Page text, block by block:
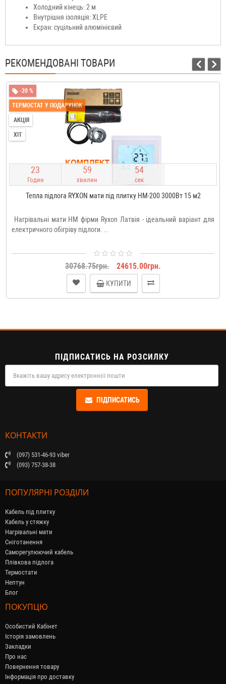
Холодний кінець: 2 м
Внутрішня ізоляція: XLPE
Екран: суцільний алюмінієвий
РЕКОМЕНДОВАНІ ТОВАРИ
-20 %
ТЕРМОСТАТ У ПОДАРУНОК
АКЦІЯ
ХІТ
23
Годин
59
хвилин
54
сек
Тепла підлога RYXON мати під плитку HM-200 3000Вт 15 м2
Нагрівальні мати HM фірми Ryxon Латвія - ідеальний варіант для
електричного обігріву підлоги. ..
30768.75грн. 24615.00грн.
КУПИТИ
ПІДПИСАТИСЬ НА РОЗСИЛКУ
ПІДПИСАТИСЬ
КОНТАКТИ
(097) 531-46-93 viber
(093) 757-38-38
ПОПУЛЯРНІ РОЗДІЛИ
Кабель під плитку
Кабель у стяжку
Нагрівальні мати
Сніготанення
Саморегулюючий кабель
Плівкова підлога
Термостати
Нептун
Блог
ПОКУПЦЮ
Особистий Кабінет
Історія замовлень
Закладки
Про нас
Повернення товару
Інформація про доставку